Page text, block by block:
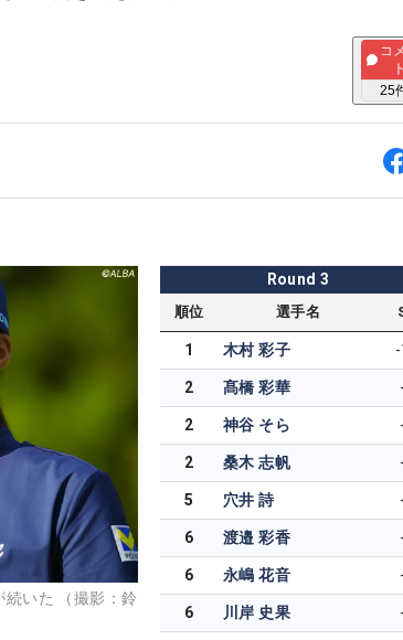
コ
ト
25
いた （撮影：鈴
Round 3
順位 選手名
1 木村 彩子
2 髙橋 彩華
2 神谷 そら
2 桑木 志帆
5 穴井 詩
6 渡邉 彩香
6 永嶋 花音
6 川岸 史果